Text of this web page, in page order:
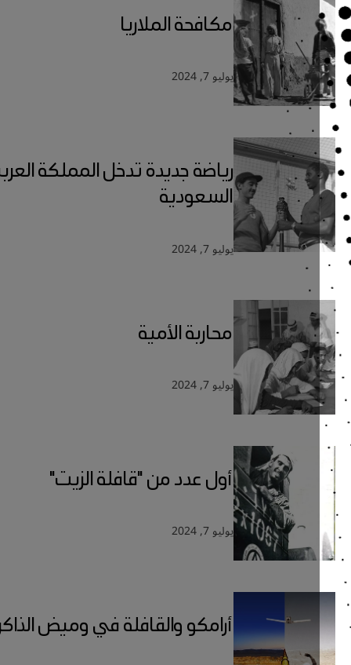
مكافحة الملاريا
يوليو 7, 2024
رياضة جديدة تدخل المملكة العربية
السعودية
يوليو 7, 2024
محاربة الأمية
يوليو 7, 2024
أول عدد من "قافلة الزيت"
يوليو 7, 2024
أرامكو والقافلة في وميض الذاكرة